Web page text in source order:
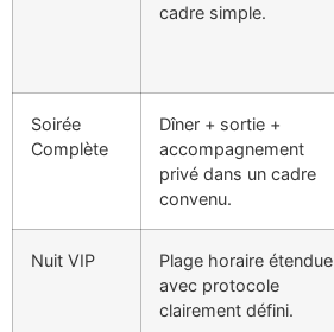
cadre simple.
Soirée
Complète
Dîner + sortie +
accompagnement
privé dans un cadre
convenu.
Nuit VIP
Plage horaire étendue
avec protocole
clairement défini.